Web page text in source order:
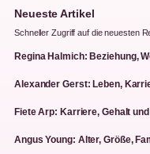
Neueste Artikel
Schneller Zugriff auf die neuesten
Regina Halmich: Beziehung,
Alexander Gerst: Leben,
Fiete Arp: Karriere, Gehalt
Angus Young: Alter, Größe,